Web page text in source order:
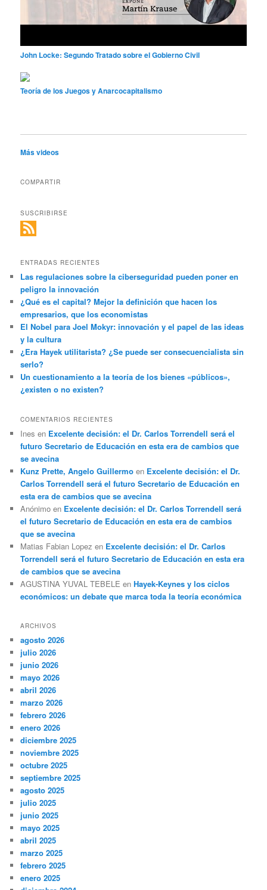
John Locke: Segundo Tratado sobre el Gobierno Civil
Teoría de los Juegos y Anarcocapitalismo
Más videos
COMPARTIR
SUSCRIBIRSE
ENTRADAS RECIENTES
Las regulaciones sobre la ciberseguridad pueden poner en
peligro la innovación
¿Qué es el capital? Mejor la definición que hacen los
empresarios, que los economistas
El Nobel para Joel Mokyr: innovación y el papel de las ideas
y la cultura
¿Era Hayek utilitarista? ¿Se puede ser consecuencialista sin
serlo?
Un cuestionamiento a la teoría de los bienes «públicos»,
¿existen o no existen?
COMENTARIOS RECIENTES
Ines en Excelente decisión: el Dr. Carlos Torrendell será el
futuro Secretario de Educación en esta era de cambios que
se avecina
Kunz Prette, Angelo Guillermo en Excelente decisión: el Dr.
Carlos Torrendell será el futuro Secretario de Educación en
esta era de cambios que se avecina
Anónimo en Excelente decisión: el Dr. Carlos Torrendell será
el futuro Secretario de Educación en esta era de cambios
que se avecina
Matias Fabian Lopez en Excelente decisión: el Dr. Carlos
Torrendell será el futuro Secretario de Educación en esta era
de cambios que se avecina
AGUSTINA YUVAL TEBELE enHayek-Keynes y los ciclos
económicos: un debate que marca toda la teoría económica
ARCHIVOS
agosto 2026
julio 2026
junio 2026
mayo 2026
abril 2026
marzo 2026
febrero 2026
enero 2026
diciembre 2025
noviembre 2025
octubre 2025
septiembre 2025
agosto 2025
julio 2025
junio 2025
mayo 2025
abril 2025
marzo 2025
febrero 2025
enero 2025